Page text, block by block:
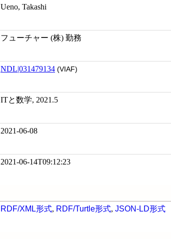
Ueno, Takashi
フューチャー (株) 勤務
NDL|031479134 (VIAF)
ITと数学, 2021.5
2021-06-08
2021-06-14T09:12:23
RDF/XML形式, RDF/Turtle形式, JSON-LD形式